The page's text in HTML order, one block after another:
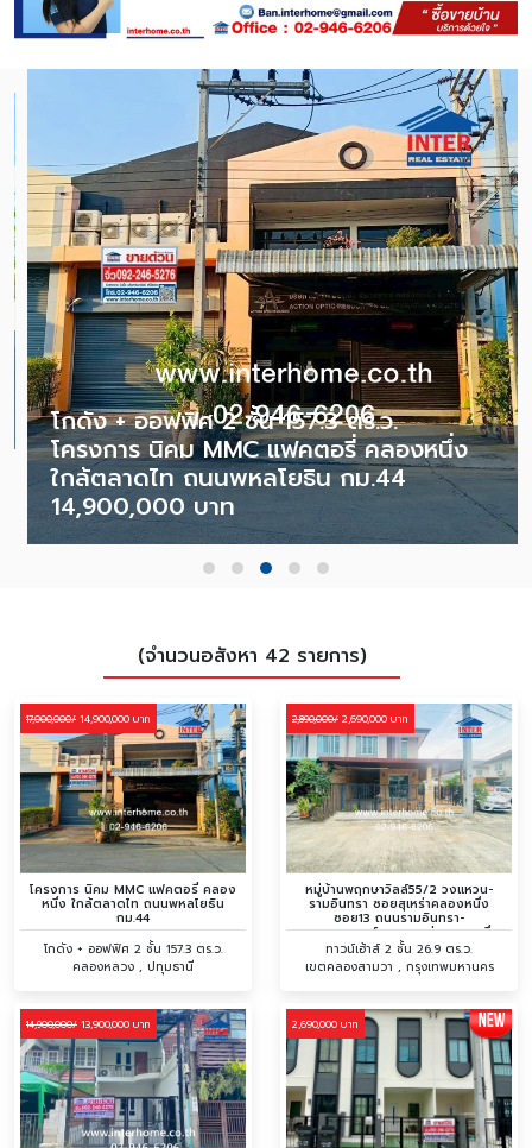
โกดัง + ออฟฟิศ 2 ชั้น 157.3 ตร.ว.
โครงการ นิคม MMC แฟคตอรี่ คลองหนึ่ง
ใกล้ตลาดไท ถนนพหลโยธิน กม.44
14,900,000 บาท
(จำนวนอสังหา 42 รายการ)
17,000,000/ 14,900,000 บาท
โครงการ นิคม MMC แฟคตอรี่ คลอง
หนึ่ง ใกล้ตลาดไท ถนนพหลโยธิน
กม.44
โกดัง + ออฟฟิศ 2 ชั้น 157.3 ตร.ว.
คลองหลวง , ปทุมธานี
2,890,000/ 2,690,000 บาท
หมู่บ้านพฤกษาวิลล์55/2 วงแหวน-
รามอินทรา ซอยสุเหร่าคลองหนึ่ง
ซอย13 ถนนรามอินทรา-
พระยาสุเรนทร์ ถนนสุเหร่าคลองหนึ่ง
ทาวน์เฮ้าส์ 2 ชั้น 26.9 ตร.ว.
เขตคลองสามวา , กรุงเทพมหานคร
14,900,000/ 13,900,000 บาท 2,690,000 บาท